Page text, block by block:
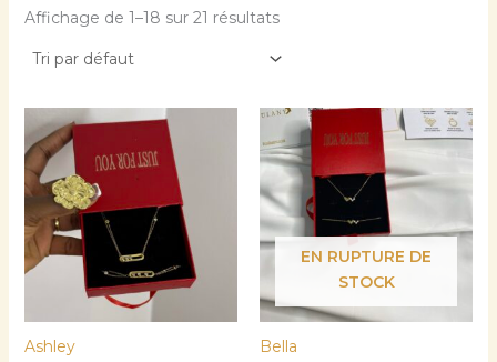
Affichage de 1–18 sur 21 résultats
Ashley
EN RUPTURE DE
STOCK
Bella